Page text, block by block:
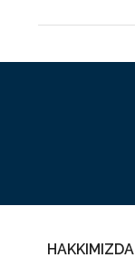
HAKKIMIZDA